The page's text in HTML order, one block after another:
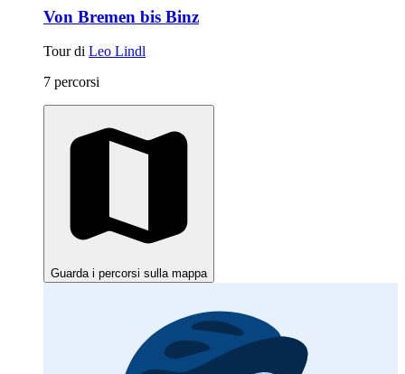
Von Bremen bis Binz
Tour di Leo Lindl
7 percorsi
Guarda i percorsi sulla mappa